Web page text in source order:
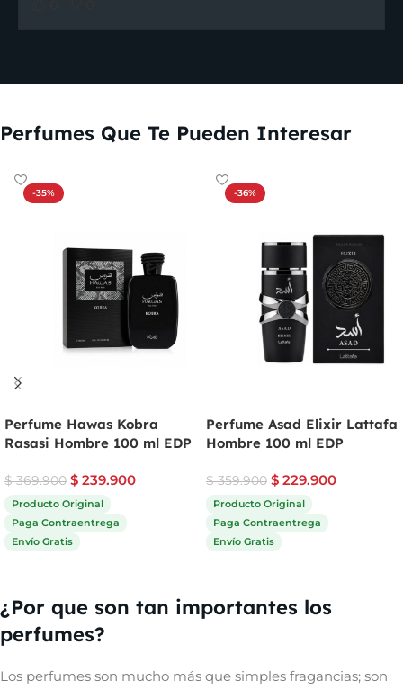
Perfumes Que Te Pueden Interesar
-35%
Perfume Hawas Kobra
Rasasi Hombre 100 ml EDP
$369.900 $ 239.900
Producto Original
Paga Contraentrega
Envío Gratis
-36%
Perfume Asad Elixir Lattafa
Hombre 100 ml EDP
$359.900 $ 229.900
Producto Original
Paga Contraentrega
Envío Gratis
¿Por que son tan importantes los
perfumes?
Los perfumes son mucho más que simples fragancias; son